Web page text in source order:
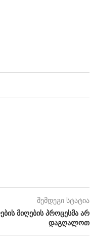
შემდეგი სტატია
მიღების პროცესმა არ
დაგღალოთ